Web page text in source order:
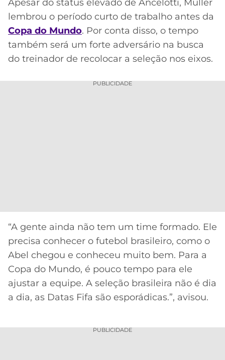
Apesar do status elevado de Ancelotti, Muller
lembrou o período curto de trabalho antes da
Copa do Mundo. Por conta disso, o tempo
também será um forte adversário na busca
do treinador de recolocar a seleção nos eixos.
PUBLICIDADE
“A gente ainda não tem um time formado. Ele
precisa conhecer o futebol brasileiro, como o
Abel chegou e conheceu muito bem. Para a
Copa do Mundo, é pouco tempo para ele
ajustar a equipe. A seleção brasileira não é dia
a dia, as Datas Fifa são esporádicas.”, avisou.
PUBLICIDADE